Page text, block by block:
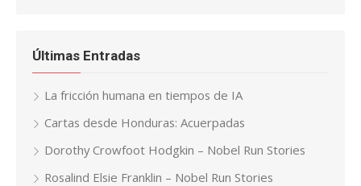
Últimas Entradas
La fricción humana en tiempos de IA
Cartas desde Honduras: Acuerpadas
Dorothy Crowfoot Hodgkin – Nobel Run Stories
Rosalind Elsie Franklin – Nobel Run Stories